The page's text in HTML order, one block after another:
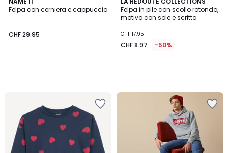
Felpa con cerniera e cappuccio
CHF 29.95
Felpa in pile con scollo rotondo,
motivo con sole e scritta
CHF 17.95
CHF 8.97 -50%